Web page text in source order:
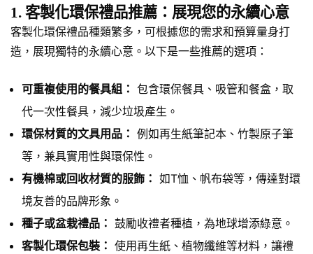
1. 客製化環保禮品推薦：展現您的永續心意
客製化環保禮品種類繁多，可根據您的需求和預算量身打
造，展現獨特的永續心意。以下是一些推薦的選項：
可重複使用的餐具組： 包含環保餐具、吸管和餐盒，取
代一次性餐具，減少垃圾產生。
環保材質的文具用品： 例如再生紙筆記本、竹製原子筆
等，兼具實用性與環保性。
有機棉或回收材質的服飾： 如T恤、帆布袋等，傳達對環
境友善的品牌形象。
種子或盆栽禮品： 鼓勵收禮者種植，為地球增添綠意。
客製化環保包裝： 使用再生紙、植物纖維等材料，讓禮